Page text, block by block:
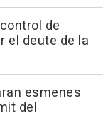
de
el deute de la
esmenes
del